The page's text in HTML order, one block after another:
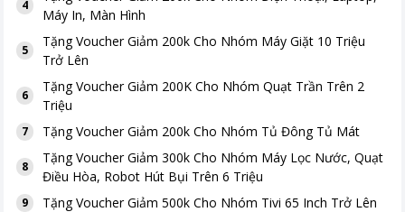
4
Máy In, Màn Hình
5
TặngVoucher Giảm 200k Cho Nhóm Máy Giặt 10 Triệu
Trở Lên
6
TặngVoucher Giảm 200K Cho Nhóm Quạt Trần Trên 2
Triệu
7 TặngVoucher Giảm 200k Cho Nhóm Tủ Đông Tủ Mát
8
TặngVoucher Giảm 300k Cho Nhóm Máy Lọc Nước, Quạt
Điều Hòa, Robot Hút Bụi Trên 6 Triệu
9 TặngVoucher Giảm 500k Cho Nhóm Tivi 65 Inch Trở Lên